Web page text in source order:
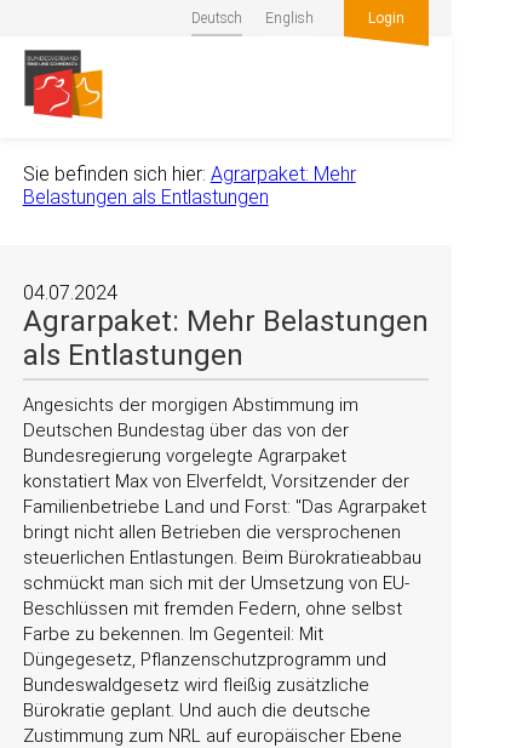
Deutsch English Login
Sie befinden sich hier: Agrarpaket: Mehr
Belastungen als Entlastungen
04.07.2024
Agrarpaket: Mehr Belastungen
als Entlastungen
Angesichts der morgigen Abstimmung im
Deutschen Bundestag über das von der
Bundesregierung vorgelegte Agrarpaket
konstatiert Max von Elverfeldt, Vorsitzender der
Familienbetriebe Land und Forst:
Das Agrarpaket
bringt nicht allen Betrieben die versprochenen
steuerlichen Entlastungen. Beim Bürokratieabbau
schmückt man sich mit der Umsetzung von EU-
Beschlüssen mit fremden Federn, ohne selbst
Farbe zu bekennen. Im Gegenteil: Mit
Düngegesetz, Pflanzenschutzprogramm und
Bundeswaldgesetz wird fleißig zusätzliche
Bürokratie geplant. Und auch die deutsche
Zustimmung zum NRL auf europäischer Ebene